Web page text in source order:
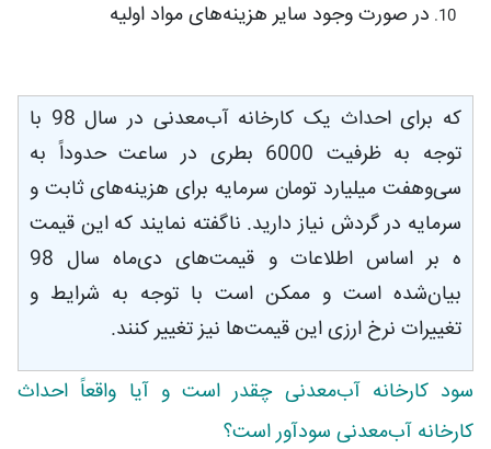
در صورت وجود سایر هزینه‌های مواد اولیه
که برای احداث یک کارخانه آب‌معدنی در سال 98 با
توجه به ظرفیت 6000 بطری در ساعت حدوداً به
سی‌وهفت میلیارد تومان سرمایه برای هزینه‌های ثابت و
سرمایه در گردش نیاز دارید. ناگفته نمایند که این قیمت
ه بر اساس اطلاعات و قیمت‌های دی‌ماه سال 98
بیان‌شده است و ممکن است با توجه به شرایط و
تغییرات نرخ ارزی این قیمت‌ها نیز تغییر کنند.
سود کارخانه آب‌معدنی چقدر است و آیا واقعاً احداث
کارخانه آب‌معدنی سودآور است؟